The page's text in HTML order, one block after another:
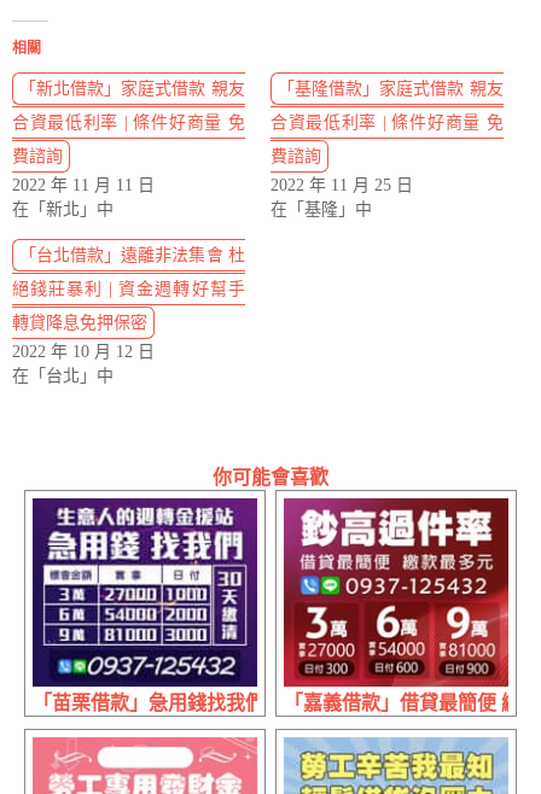
相關
「新北借款」家庭式借款 親友
合資最低利率 | 條件好商量 免
費諮詢
2022 年 11 月 11 日
在「新北」中
「基隆借款」家庭式借款 親友
合資最低利率 | 條件好商量 免
費諮詢
2022 年 11 月 25 日
在「基隆」中
「台北借款」遠離非法集會 杜
絕錢莊暴利 | 資金週轉好幫手
轉貸降息免押保密
2022 年 10 月 12 日
在「台北」中
你可能會喜歡
「苗栗借款」急用錢找我們 日付30天繳清 | 3萬實拿27000
「嘉義借款」借貸最簡便 繳